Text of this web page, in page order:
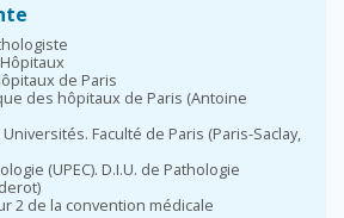
de Paris
des hôpitaux de Paris (Antoine
Faculté de Paris (Paris-Saclay,
(UPEC). D.I.U. de Pathologie
2 de la convention médicale